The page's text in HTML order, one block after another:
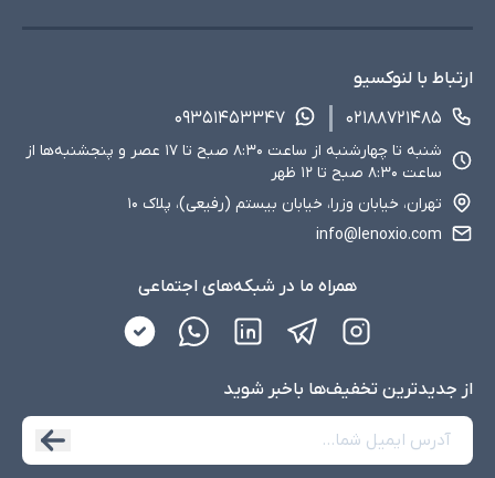
ارتباط با لنوکسیو
۰۲۱۸۸۷۲۱۴۸۵
۰۹۳۵۱۴۵۳۳۴۷
شنبه تا چهارشنبه از ساعت ۸:۳۰ صبح تا ۱۷ عصر و پنجشنبه‌ها از
ساعت ۸:۳۰ صبح تا ۱۲ ظهر
تهران، خیابان وزرا، خیابان بیستم (رفیعی)، پلاک ۱۰
info@lenoxio.com
همراه ما در شبکه‌های اجتماعی
از جدید‌ترین تخفیف‌ها با‌خبر شوید